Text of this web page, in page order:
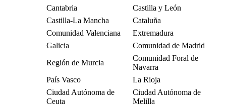
Cantabria
Castilla y León
Castilla-La Mancha
Cataluña
Comunidad Valenciana
Extremadura
Galicia
Comunidad de Madrid
Región de Murcia
Comunidad Foral de
Navarra
País Vasco
La Rioja
Ciudad Autónoma de
Ceuta
Ciudad Autónoma de
Melilla